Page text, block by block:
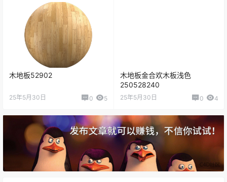
木地板52902
25年5月30日 0 5
木地板金合欢木板浅色
250528240
25年5月30日 0 4